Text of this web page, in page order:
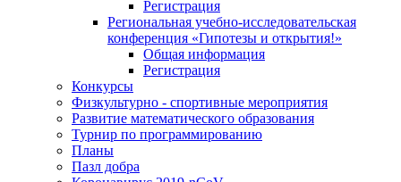
Регистрация
Региональная учебно-исследовательская
конференция «Гипотезы и открытия!»
Общая информация
Регистрация
Конкурсы
Физкультурно - спортивные мероприятия
Развитие математического образования
Турнир по программированию
Планы
Пазл добра